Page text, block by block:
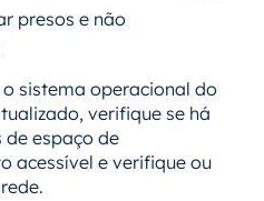
presos e não
sistema operacional do
verifique se há
espaço de
acessível e verifique ou